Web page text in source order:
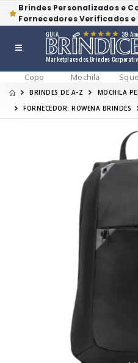
Brindes Personalizados e
Fornecedores Verificados
Marketplace dos Brindes
GUIA 39
Copo Mochila
BRINDES DE A-Z
MOCHILA
FORNECEDOR: ROWENA BRINDES